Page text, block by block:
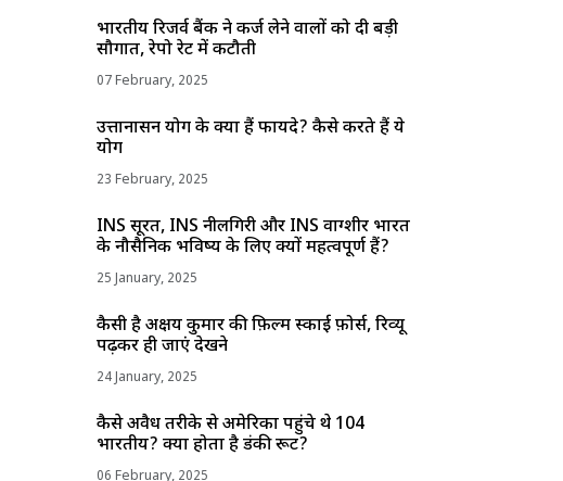
भारतीय रिजर्व बैंक ने कर्ज लेने वालों को दी बड़ी
सौगात, रेपो रेट में कटौती
07 February, 2025
उत्तानासन योग के क्या हैं फायदे? कैसे करते हैं ये
योग
23 February, 2025
INS सूरत, INS नीलगिरी और INS वाग्शीर भारत
के नौसैनिक भविष्य के लिए क्यों महत्वपूर्ण हैं?
25 January, 2025
कैसी है अक्षय कुमार की फ़िल्म स्काई फ़ोर्स, रिव्यू
पढ़कर ही जाएं देखने
24 January, 2025
कैसे अवैध तरीके से अमेरिका पहुंचे थे 104
भारतीय? क्या होता है डंकी रूट?
06 February, 2025